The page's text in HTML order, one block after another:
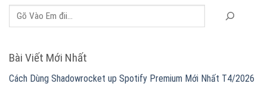
Bài Viết Mới Nhất
Cách Dùng Shadowrocket up Spotify Premium Mới Nhất T4/2026